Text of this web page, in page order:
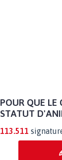
POUR QUE LE
STATUT
113.511